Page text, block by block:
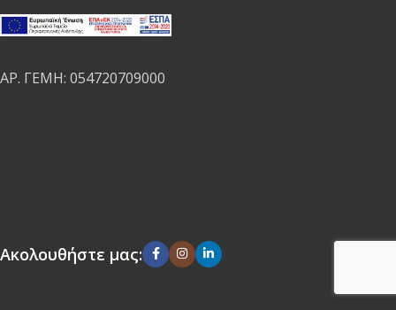
ΑΡ. ΓΕΜΗ: 054720709000
Ακολουθήστε μας: